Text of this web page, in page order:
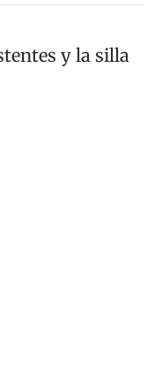
y la silla